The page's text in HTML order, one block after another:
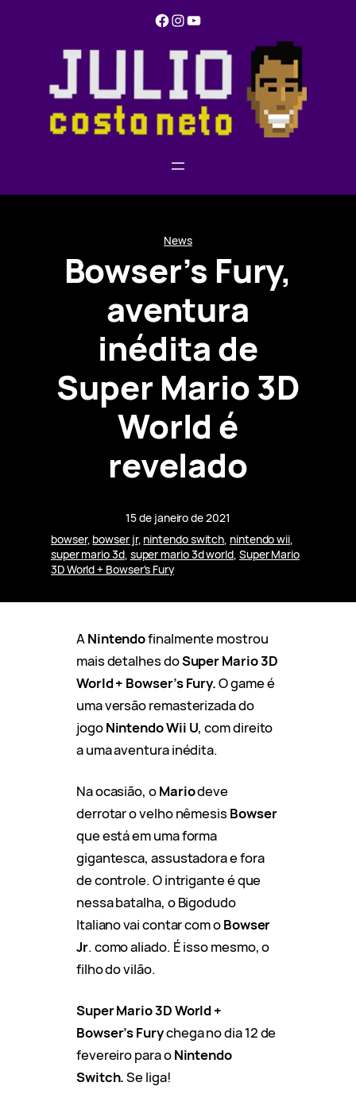
Facebook Instagram YouTube
News
Bowser’s Fury,
aventura
inédita de
Super Mario 3D
World é
revelado
15 de janeiro de 2021
bowser, bowser jr, nintendo switch, nintendo wii
super mario 3d, super mario 3d world, Super Mario
3D World + Bowser's Fury
ANintendofinalmente mostrou
mais detalhes doSuper Mario 3D
World + Bowser’s Fury.O game é
uma versão remasterizada do
jogoNintendo Wii U, com direito
a uma aventura inédita.
Na ocasião, oMariodeve
derrotar o velho nêmesisBowser
que está em uma forma
gigantesca, assustadora e fora
de controle. O intrigante é que
nessa batalha, o Bigodudo
Italiano vai contar com oBowser
Jr. como aliado. É isso mesmo, o
filho do vilão.
Super Mario 3D World +
Bowser’s Furychega no dia 12 de
fevereiro para oNintendo
Switch.Se liga!